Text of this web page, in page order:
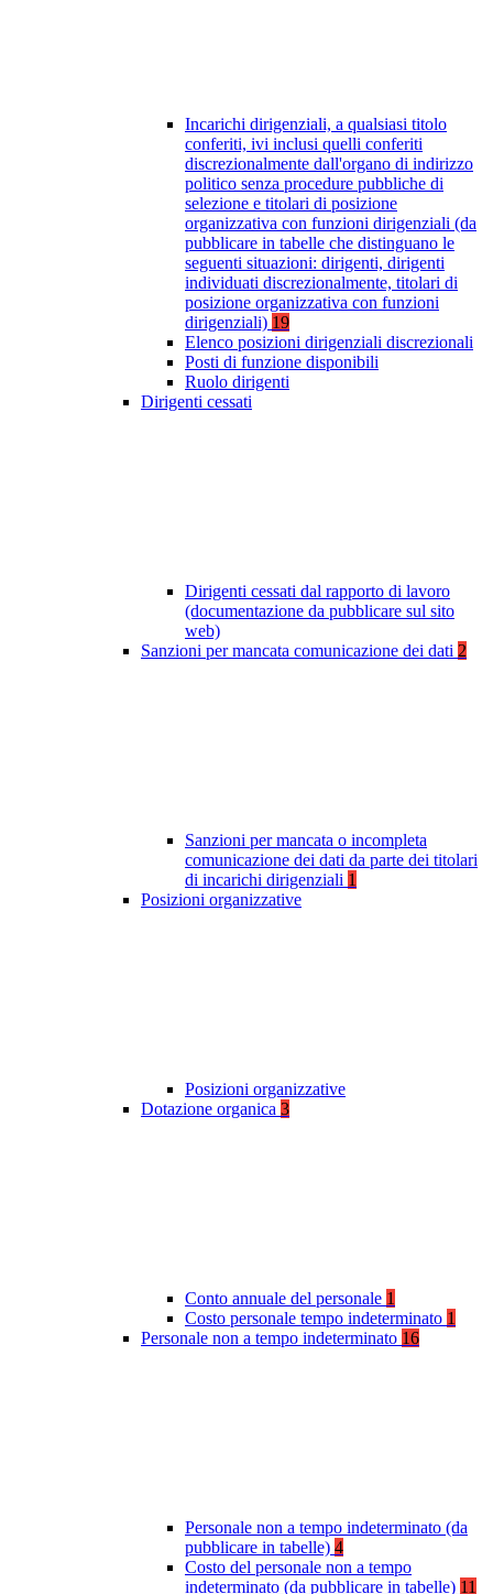
Incarichi dirigenziali, a qualsiasi titolo
conferiti, ivi inclusi quelli conferiti
discrezionalmente dall'organo di indirizzo
politico senza procedure pubbliche di
selezione e titolari di posizione
organizzativa con funzioni dirigenziali (da
pubblicare in tabelle che distinguano le
seguenti situazioni: dirigenti, dirigenti
individuati discrezionalmente, titolari di
posizione organizzativa con funzioni
dirigenziali) 19
Elenco posizioni dirigenziali discrezionali
Posti di funzione disponibili
Ruolo dirigenti
Dirigenti cessati
Dirigenti cessati dal rapporto di lavoro
(documentazione da pubblicare sul sito
web)
Sanzioni per mancata comunicazione dei dati 2
Sanzioni per mancata o incompleta
comunicazione dei dati da parte dei titolari
di incarichi dirigenziali 1
Posizioni organizzative
Posizioni organizzative
Dotazione organica 3
Conto annuale del personale 1
Costo personale tempo indeterminato 1
Personale non a tempo indeterminato 16
Personale non a tempo indeterminato (da
pubblicare in tabelle) 4
Costo del personale non a tempo
indeterminato (da pubblicare in tabelle) 11